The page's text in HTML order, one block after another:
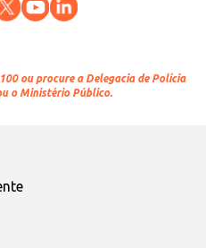
ou procure a Delegacia de Polícia
o Ministério Público.